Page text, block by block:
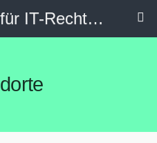
Rechtsanwalt für IT-Recht, Internetrecht, Datenschutz & Social Media